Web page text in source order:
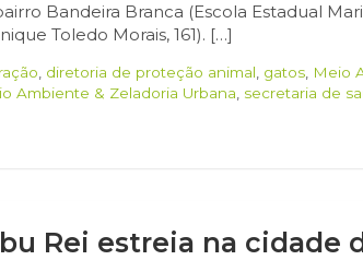
Bandeira Branca (Escola Estadual
Toledo Morais, 161). […]
diretoria de proteção animal gatos, Meio
Ambiente & Zeladoria Urbana secretaria de
Rei estreia na cidade